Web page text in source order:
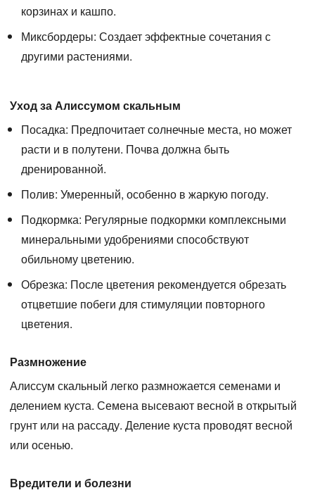
корзинах и кашпо.
Миксбордеры: Создает эффектные сочетания с
другими растениями.
Уход за Алиссумом скальным
Посадка: Предпочитает солнечные места, но может
расти и в полутени. Почва должна быть
дренированной.
Полив: Умеренный, особенно в жаркую погоду.
Подкормка: Регулярные подкормки комплексными
минеральными удобрениями способствуют
обильному цветению.
Обрезка: После цветения рекомендуется обрезать
отцветшие побеги для стимуляции повторного
цветения.
Размножение
Алиссум скальный легко размножается семенами и
делением куста. Семена высевают весной в открытый
грунт или на рассаду. Деление куста проводят весной
или осенью.
Вредители и болезни